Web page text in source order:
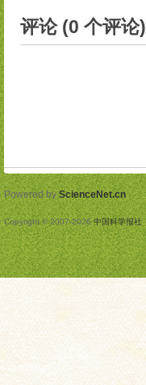
评论 (0 个评论)
Powered byScienceNet.cn
Copyright © 2007-2026中国科学报社